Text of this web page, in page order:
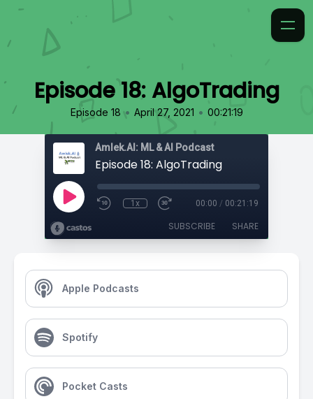
Episode 18: AlgoTrading
Episode 18 • April 27, 2021 • 00:21:19
Amlek.AI: ML & AI Podcast
Episode 18: AlgoTrading
1x 00:00 / 00:21:19
SUBSCRIBE SHARE
Apple Podcasts
Spotify
Pocket Casts